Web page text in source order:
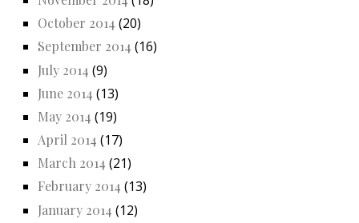
October 2014 (20)
September 2014 (16)
July 2014 (9)
June 2014 (13)
May 2014 (19)
April 2014 (17)
March 2014 (21)
February 2014 (13)
January 2014 (12)